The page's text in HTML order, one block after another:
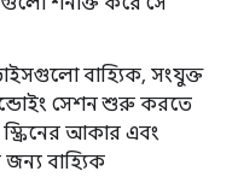
বাহ্যিক, সংযুক্ত
সেশন শুরু করতে
আকার এবং
বাহ্যিক